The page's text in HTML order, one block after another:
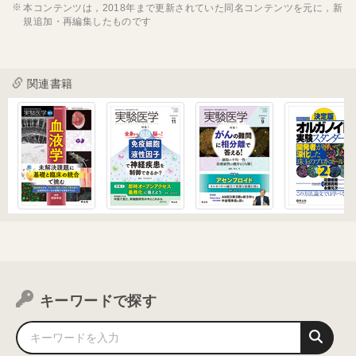
本コンテンツは，2018年まで更新されていた同名コンテンツを元に，新
規追加・再編集したものです
関連書籍
キーワードで探す